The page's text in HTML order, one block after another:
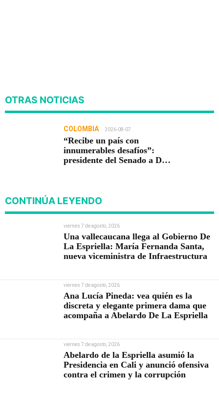
OTRAS NOTICIAS
COLOMBIA 2026-08-07
“Recibe un país con
innumerables desafíos”:
presidente del Senado a De
CONTINÚA LEYENDO
viernes 7 de agosto, 2026
Una vallecaucana llega al Gobierno De
La Espriella: María Fernanda Santa,
nueva viceministra de Infraestructura
viernes 7 de agosto, 2026
Ana Lucía Pineda: vea quién es la
discreta y elegante primera dama que
acompaña a Abelardo De La Espriella
viernes 7 de agosto, 2026
Abelardo de la Espriella asumió la
Presidencia en Cali y anunció ofensiva
contra el crimen y la corrupción